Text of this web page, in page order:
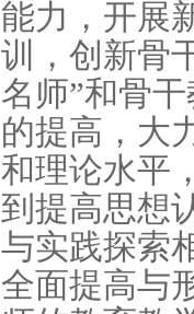
能力， 开展
训，创新骨
名师”和骨
的提高，大
和理论水平
到提高思想
与实践探索
全面提高与